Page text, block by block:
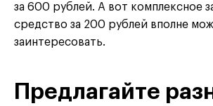
за 600 рублей. А вот комплексное
средство за 200 рублей вполне
заинтересовать.
Предлагайте